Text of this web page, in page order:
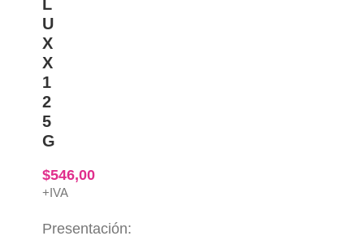
L
U
X
X
1
2
5
G
$546,00
+IVA
Presentación: